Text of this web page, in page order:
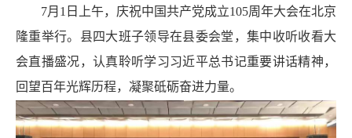
7月1日上午，庆祝中国共产党成立105周年大会在北京
隆重举行。县四大班子领导在县委会堂，集中收听收看大
会直播盛况，认真聆听学习习近平总书记重要讲话精神，
回望百年光辉历程，凝聚砥砺奋进力量。